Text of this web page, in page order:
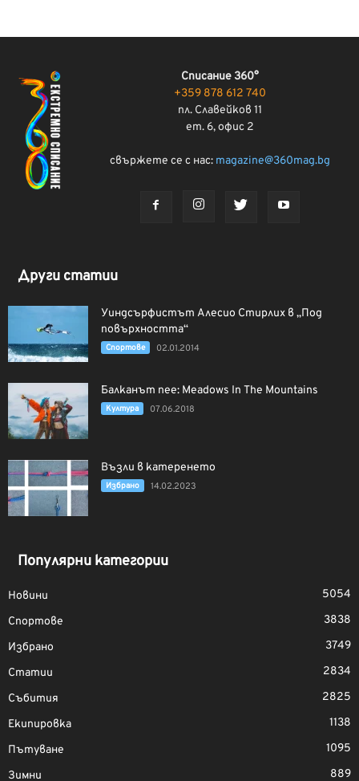
Списание 360°
+359 878 612 740
пл. Славейков 11
ет. 6, офис 2
свържете се с нас: magazine@360mag.bg
Други статии
Уиндсърфистът Алесио Стирлих в „Под
повърхността“
Спортове 02.01.2014
Балканът пее: Meadows In The Mountains
Култура 07.06.2018
Възли в катеренето
Избрано 14.02.2023
Популярни категории
Новини
5054
Спортове
3838
Избрано
3749
Статии
2834
Събития
2825
Екипировка
1138
Пътуване
1095
Зимни
889